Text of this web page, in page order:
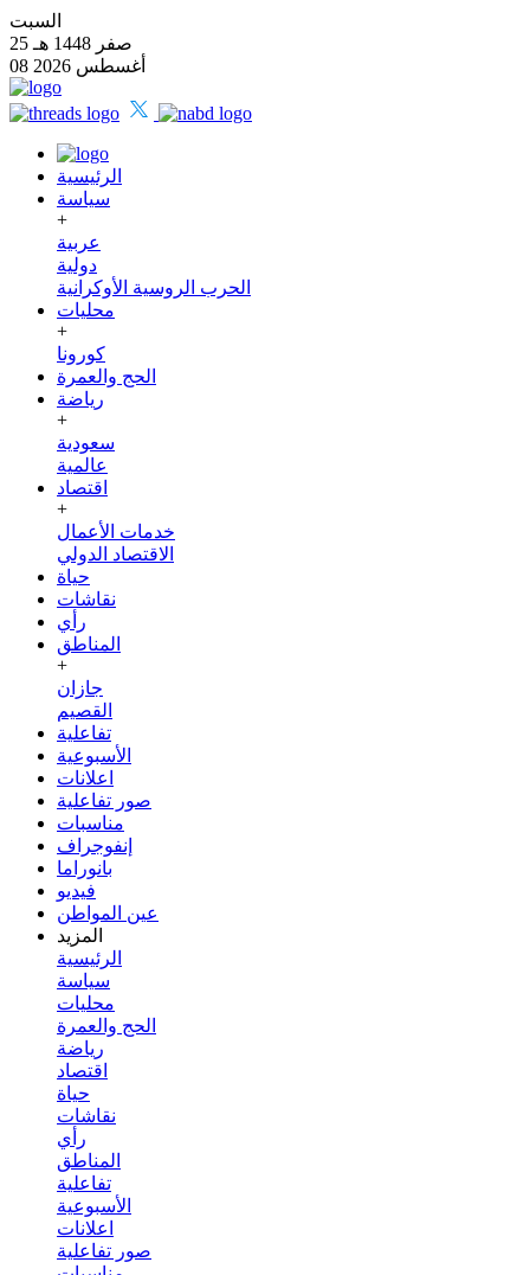
السبت
25 صفر 1448 هـ
08 أغسطس 2026
الرئيسية
سياسة
+
عربية
دولية
الحرب الروسية الأوكرانية
محليات
+
كورونا
الحج والعمرة
رياضة
+
سعودية
عالمية
اقتصاد
+
خدمات الأعمال
الاقتصاد الدولي
حياة
نقاشات
رأي
المناطق
+
جازان
القصيم
تفاعلية
الأسبوعية
اعلانات
صور تفاعلية
مناسبات
إنفوجراف
بانوراما
فيديو
عين المواطن
المزيد
الرئيسية
سياسة
محليات
الحج والعمرة
رياضة
اقتصاد
حياة
نقاشات
رأي
المناطق
تفاعلية
الأسبوعية
اعلانات
صور تفاعلية